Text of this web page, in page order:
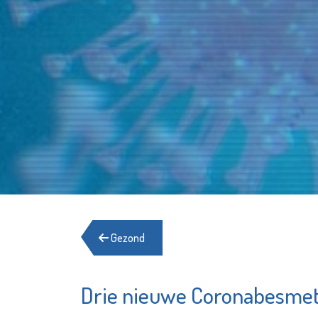
Gezond
Drie nieuwe
Het Schiedams